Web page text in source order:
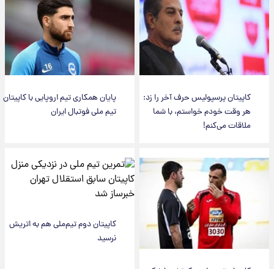
کاپیتان پرسپولیس حرف آخر را زد:
هر وقت خودم خواستم، با شما
ملاقات می‌کنم!
پایان همکاری تیم اروپایی با کاپیتان
تیم ملی فوتبال ایران
کاپیتان دوم تیم‌ملی هم به اتریش
نرسید